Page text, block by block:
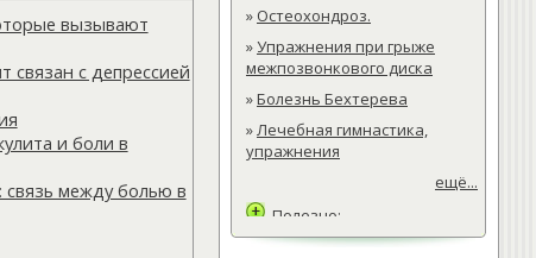
» Остеохондроз.
»Упражнения при грыже
межпозвонкового диска
»Болезнь Бехтерева
»Лечебная гимнастика,
упражнения
ещё...
Полезно:
Лечебная физкультура.
вызывают
связан с депрессией
и боли в
между болью в